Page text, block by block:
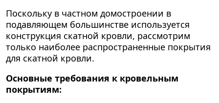
Поскольку в частном домостроении в
подавляющем большинстве используется
конструкция скатной кровли, рассмотрим
только наиболее распространенные покрытия
для скатной кровли.
Основные требования к кровельным
покрытиям: